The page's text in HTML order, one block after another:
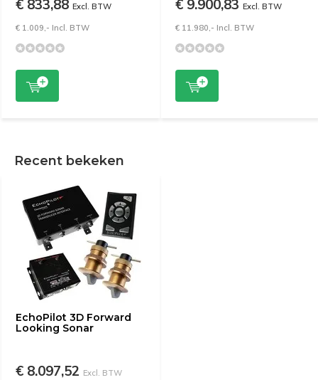
€ 833,88 Excl. BTW
€ 1.009,- Incl. BTW
€ 9.900,83 Excl. BTW
€ 11.980,- Incl. BTW
Recent bekeken
EchoPilot 3D Forward
Looking Sonar
€ 8.097,52 Excl. BTW